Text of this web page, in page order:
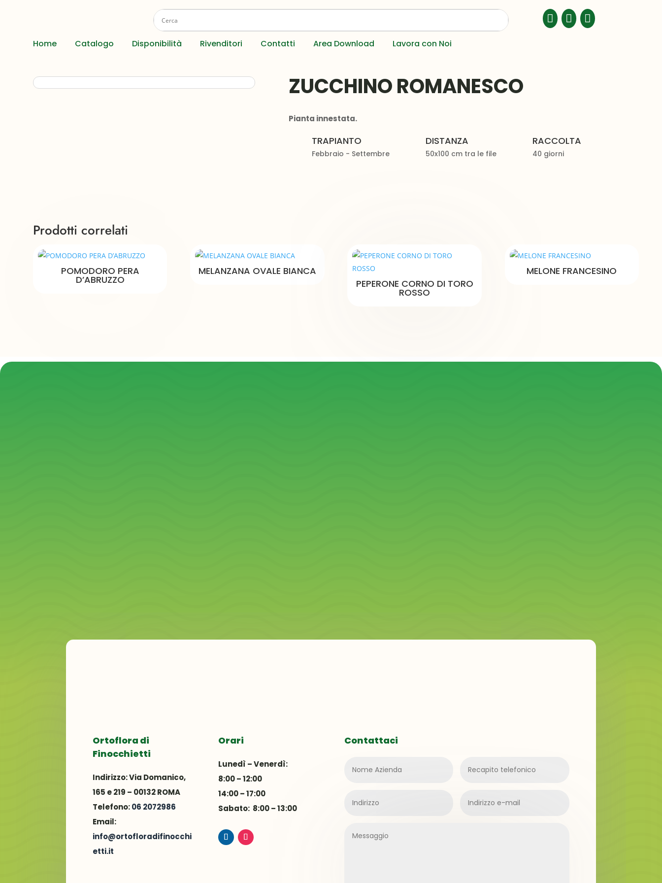
  
Home Catalogo Disponibilità Rivenditori Contatti Area Download Lavora con Noi
ZUCCHINO ROMANESCO
Pianta innestata.
TRAPIANTO
Febbraio - Settembre
DISTANZA
50x100 cm tra le file
RACCOLTA
40 giorni
Prodotti correlati
POMODORO PERA
D’ABRUZZO
MELANZANA OVALE BIANCA
PEPERONE CORNO DI TORO
ROSSO
MELONE FRANCESINO
Ortoflora di
Finocchietti
Indirizzo:Via Domanico,
165 e 219 – 00132 ROMA
Telefono:06 2072986
Email:
info@ortofloradifinocchi
etti.it
Orari
Lunedì – Venerdì:
8:00 – 12:00
14:00 – 17:00
Sabato: 8:00 – 13:00
Contattaci